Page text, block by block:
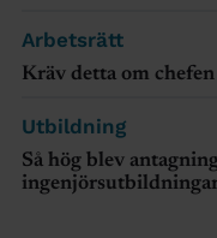
Arbetsrätt
Kräv detta om
Utbildning
Så hög blev